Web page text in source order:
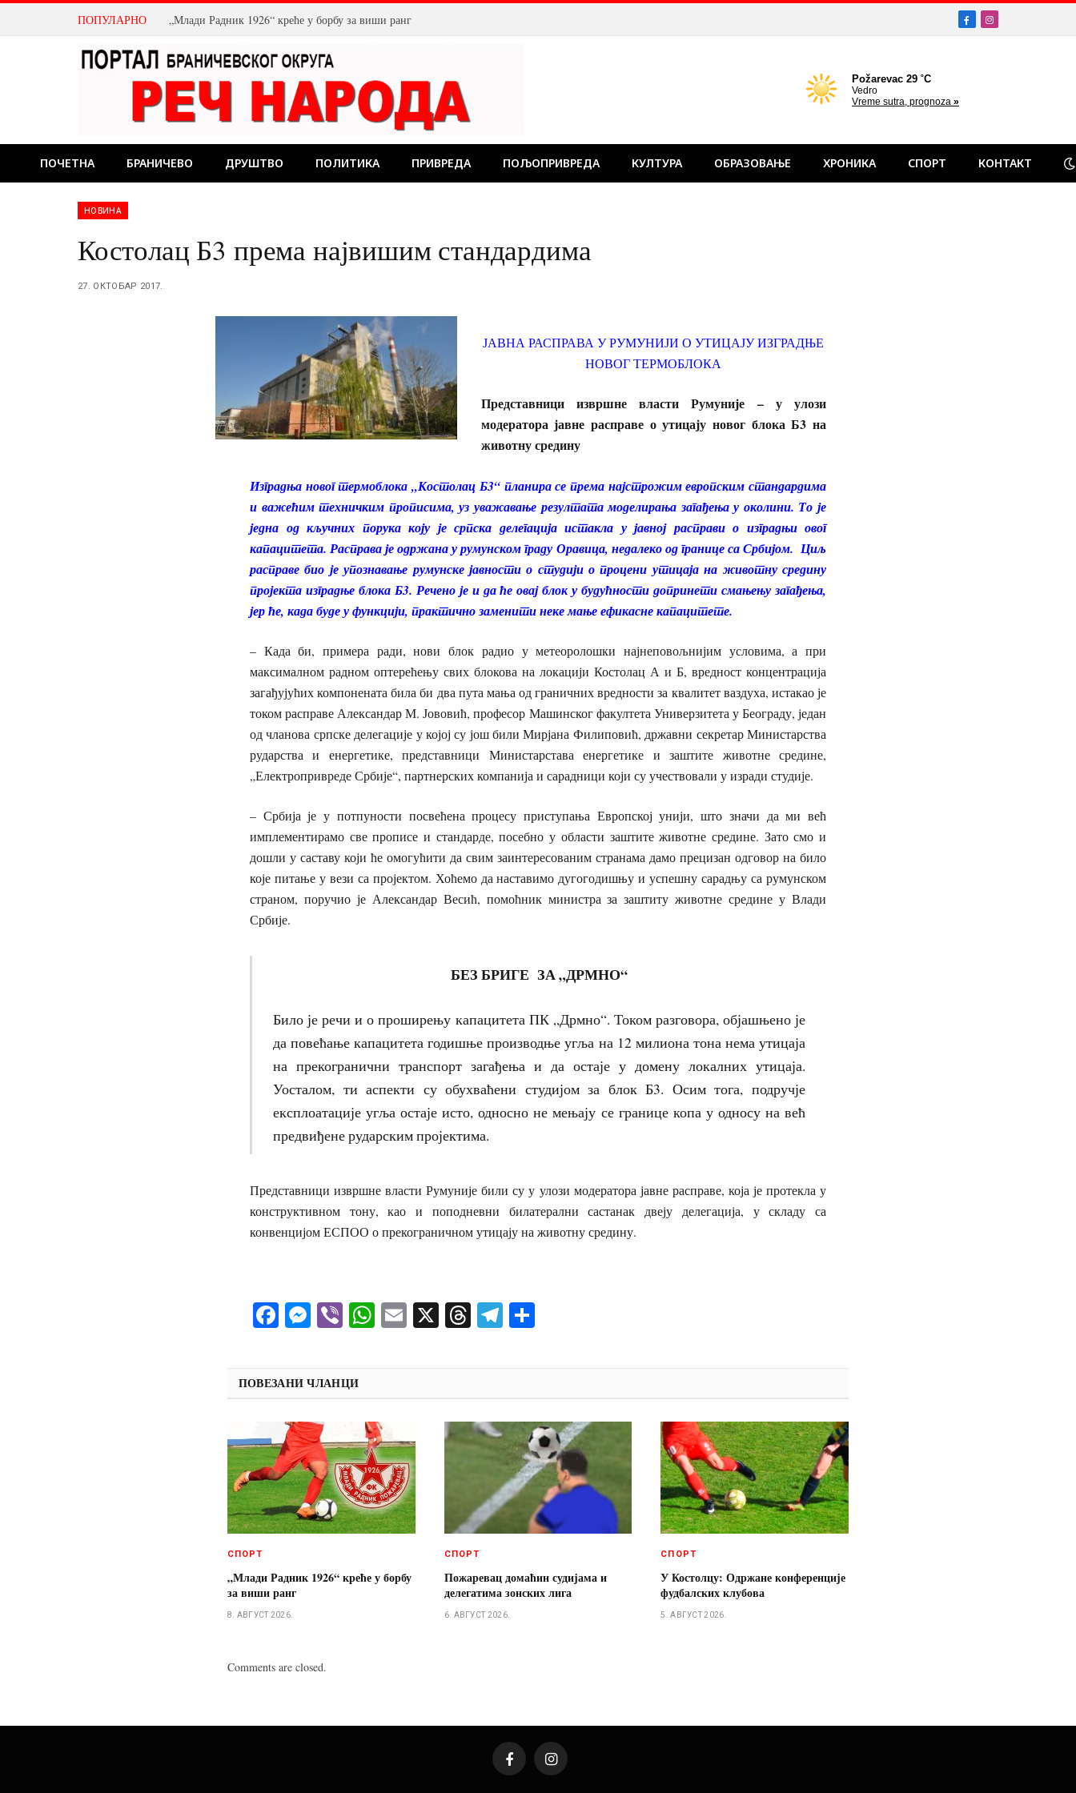
ПОПУЛАРНО „Млади Радник 1926“ креће у борбу за виши ранг FacebookInstagram
ПОЧЕТНА БРАНИЧЕВО ДРУШТВО ПОЛИТИКА ПРИВРЕДА ПОЉОПРИВРЕДА КУЛТУРА ОБРАЗОВАЊЕ ХРОНИКА СПОРТ КОНТАКТ
НОВИНА
Костолац Б3 према највишим стандардима
27. ОКТОБАР 2017.
ЈАВНА РАСПРАВА У РУМУНИЈИ О УТИЦАЈУ ИЗГРАДЊЕ
НОВОГ ТЕРМОБЛОКА
Представници извршне власти Румуније –
у улози
модератора јавне расправе о утицају новог блока Б3 на
животну средину
Изградња новог термоблока „Костолац Б3“ планира се према најстрожим европским стандардима
и важећим техничким прописима, уз уважавање резултата моделирања загађења у околини. То је
једна од кључних порука коју је српска делегација истакла у јавној расправи о изградњи овог
капацитета. Расправа је одржана у румунском граду Оравица, недалеко од границе са Србијом. Циљ
расправе био је упознавање румунске јавности о студији о процени утицаја на животну средину
пројекта изградње блока Б3. Речено је и да ће овај блок у будућности допринети смањењу загађења,
јер ће, када буде у функцији, практично заменити неке мање ефикасне капацитете.
– Када би, примера ради, нови блок радио у метеоролошки најнеповољнијим условима, а при
максималном радном оптерећењу свих блокова на локацији Костолац А и Б, вредност концентрација
загађујућих компонената била би два пута мања од граничних вредности за квалитет ваздуха, истакао је
током расправе Александар М. Јововић, професор Машинског факултета Универзитета у Београду, један
од чланова српске делегације у којој су још били Мирјана Филиповић, државни секретар Министарства
рударства и енергетике, представници Министарстава енергетике и заштите животне средине,
„Електропривреде Србије“, партнерских компанија и сарадници који су учествовали у изради студије.
– Србија је у потпуности посвећена процесу приступања Европској унији, што значи да ми већ
имплементирамо све прописе и стандарде, посебно у области заштите животне средине. Зато смо и
дошли у саставу који ће омогућити да свим заинтересованим странама дамо прецизан одговор на било
које питање у вези са пројектом. Хоћемо да наставимо дугогодишњу и успешну сарадњу са румунском
страном, поручио је Александар Весић, помоћник министра за заштиту животне средине у Влади
Србије.
БЕЗ БРИГЕ ЗА „ДРМНО“
Било је речи и о проширењу капацитета ПК „Дрмно“. Током разговора, објашњено је
да повећање капацитета годишње производње угља на 12 милиона тона нема утицаја
на прекогранични транспорт загађења и да остаје у домену локалних утицаја.
Уосталом, ти аспекти су обухваћени студијом за блок Б3. Осим тога, подручје
експлоатације угља остаје исто, односно не мењају се границе копа у односу на већ
предвиђене рударским пројектима.
Представници извршне власти Румуније били су у улози модератора јавне расправе, која је протекла у
конструктивном тону, као и поподневни билатерални састанак двеју делегација, у складу са
конвенцијом ЕСПОО о прекограничном утицају на животну средину.
Facebook
Messenger
ViberWhatsApp
Email
X ThreadsTelegram
ПОВЕЗАНИ ЧЛАНЦИ
СПОРТ
„Млади Радник 1926“ креће у борбу
за виши ранг
8. АВГУСТ 2026.
СПОРТ
Пожаревац домаћин судијама и
делегатима зонских лига
6. АВГУСТ 2026.
СПОРТ
У Костолцу: Одржане конференције
фудбалских клубова
5. АВГУСТ 2026.
Comments are closed.
FacebookInstagram